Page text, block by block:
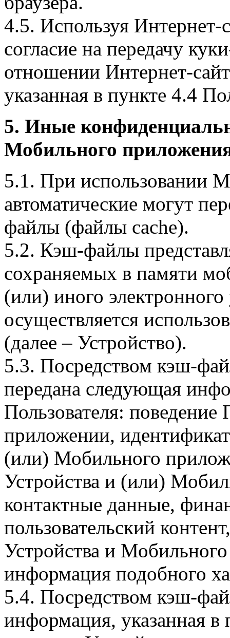
4.5. Используя Интернет-
согласие на передачу
отношении Интернет-
указанная в пункте 4.4
5. Иные
Мобильного
5.1. При использовании
автоматические могут
файлы (файлы cache).
5.2. Кэш-файлы
сохраняемых в памяти
(или) иного электронного
осуществляется
(далее – Устройство).
5.3. Посредством кэш-
передана следующая
Пользователя:
приложении,
(или) Мобильного
Устройства и (или)
контактные данные,
пользовательский
Устройства и
информация подобного
5.4. Посредством кэш-
информация, указанная в